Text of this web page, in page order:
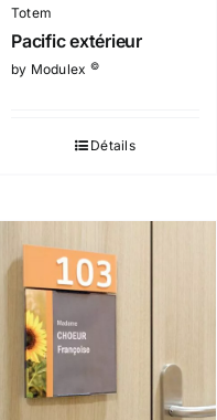
Totem
Pacific extérieur
by Modulex ©
Détails